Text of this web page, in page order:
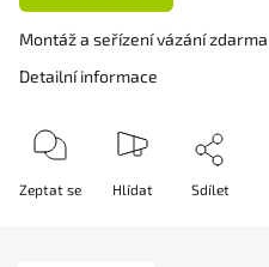
Montáž a seřízení vázání
Detailní informace
Zeptat se Hlídat Sdílet